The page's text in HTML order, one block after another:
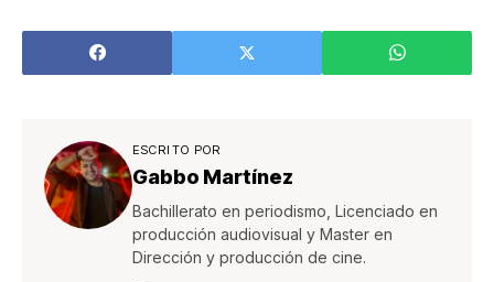
“Prisionera de la
lente”
Nuevo Chino del
Dragón
ESCRITO POR
Gabbo Martínez
Bachillerato en periodismo, Licenciado en
producción audiovisual y Master en
Dirección y producción de cine.